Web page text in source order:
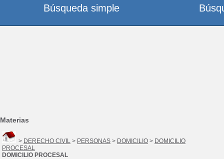
Materias
> DERECHO CIVIL > PERSONAS > DOMICILIO > DOMICILIO
PROCESAL
DOMICILIO PROCESAL
Búsqueda simple